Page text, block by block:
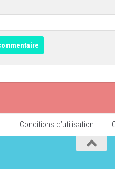
Conditions d’utilisation